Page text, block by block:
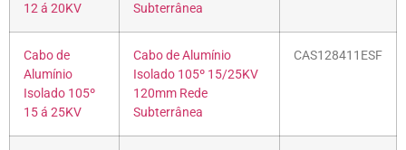
12 á 20KV
Subterrânea
Cabo de
Alumínio
Isolado 105º
15 á 25KV
Cabo de Alumínio
Isolado 105º 15/25KV
120mm Rede
Subterrânea
CAS128411ESF